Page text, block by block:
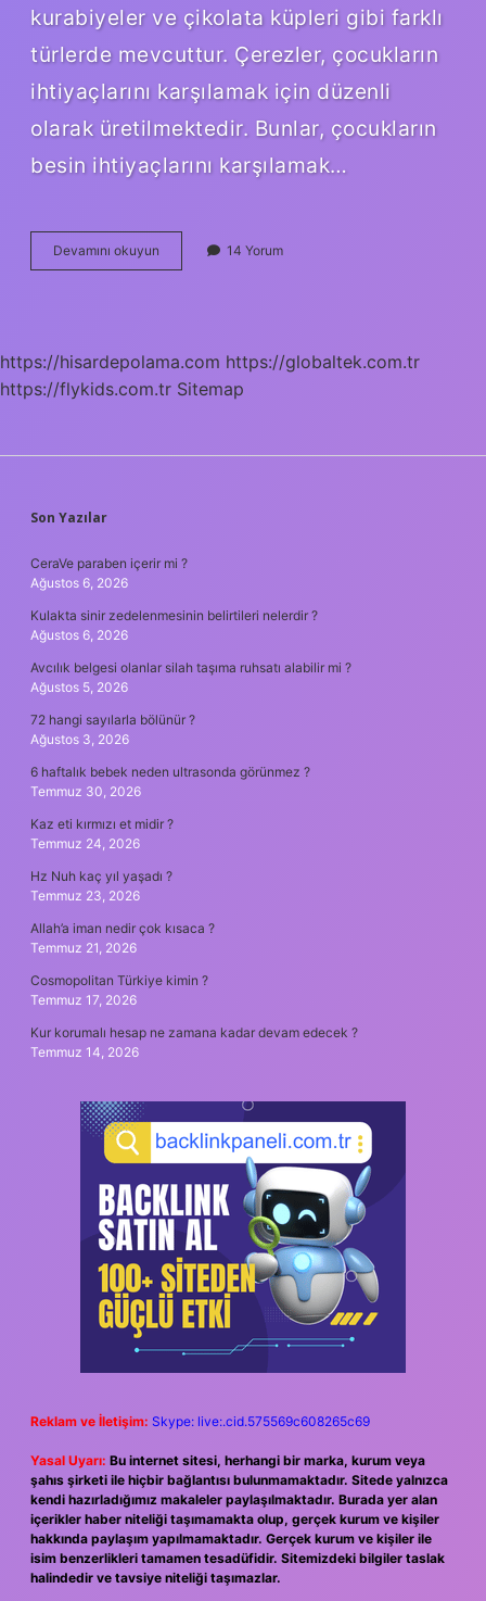
kurabiyeler ve çikolata küpleri gibi farklı
türlerde mevcuttur. Çerezler, çocukların
ihtiyaçlarını karşılamak için düzenli
olarak üretilmektedir. Bunlar, çocukların
besin ihtiyaçlarını karşılamak…
Devamını okuyun
TDK
14 Yorum
https://hisardepolama.com https://globaltek.com.tr
https://flykids.com.tr Sitemap
SIDEBAR
Son Yazılar
CeraVe paraben içerir mi ?
Ağustos 6, 2026
Kulakta sinir zedelenmesinin belirtileri nelerdir ?
Ağustos 6, 2026
Avcılık belgesi olanlar silah taşıma ruhsatı alabilir mi ?
Ağustos 5, 2026
72 hangi sayılarla bölünür ?
Ağustos 3, 2026
6 haftalık bebek neden ultrasonda görünmez ?
Temmuz 30, 2026
Kaz eti kırmızı et midir ?
Temmuz 24, 2026
Hz Nuh kaç yıl yaşadı ?
Temmuz 23, 2026
Allah’a iman nedir çok kısaca ?
Temmuz 21, 2026
Cosmopolitan Türkiye kimin ?
Temmuz 17, 2026
Kur korumalı hesap ne zamana kadar devam edecek ?
Temmuz 14, 2026
Reklam ve İletişim: Skype: live:.cid.575569c608265c69
Yasal Uyarı: Bu internet sitesi, herhangi bir marka, kurum veya
şahıs şirketi ile hiçbir bağlantısı bulunmamaktadır. Sitede yalnızca
kendi hazırladığımız makaleler paylaşılmaktadır. Burada yer alan
içerikler haber niteliği taşımamakta olup, gerçek kurum ve kişiler
hakkında paylaşım yapılmamaktadır. Gerçek kurum ve kişiler ile
isim benzerlikleri tamamen tesadüfidir. Sitemizdeki bilgiler taslak
halindedir ve tavsiye niteliği taşımazlar.